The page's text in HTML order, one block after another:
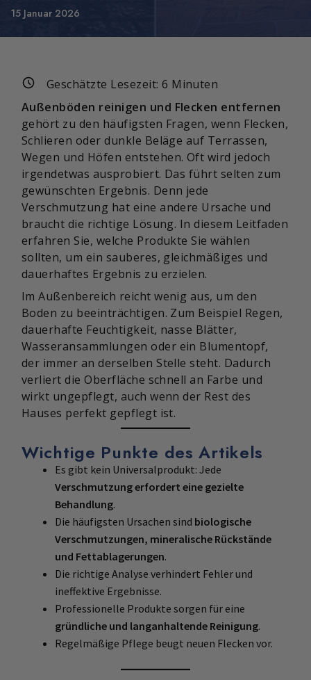
15 Januar 2026
Geschätzte Lesezeit:6 Minuten
Außenböden reinigen und Flecken entfernen
gehört zu den häufigsten Fragen, wenn Flecken,
Schlieren oder dunkle Beläge auf Terrassen,
Wegen und Höfen entstehen. Oft wird jedoch
irgendetwas ausprobiert. Das führt selten zum
gewünschten Ergebnis. Denn jede
Verschmutzung hat eine andere Ursache und
braucht die richtige Lösung. In diesem Leitfaden
erfahren Sie, welche Produkte Sie wählen
sollten, um ein sauberes, gleichmäßiges und
dauerhaftes Ergebnis zu erzielen.
Im Außenbereich reicht wenig aus, um den
Boden zu beeinträchtigen. Zum Beispiel Regen,
dauerhafte Feuchtigkeit, nasse Blätter,
Wasseransammlungen oder ein Blumentopf,
der immer an derselben Stelle steht. Dadurch
verliert die Oberfläche schnell an Farbe und
wirkt ungepflegt, auch wenn der Rest des
Hauses perfekt gepflegt ist.
Wichtige Punkte des Artikels
Es gibt kein Universalprodukt: Jede
Verschmutzung erfordert eine gezielte
Behandlung.
Die häufigsten Ursachen sind biologische
Verschmutzungen, mineralische Rückstände
und Fettablagerungen.
Die richtige Analyse verhindert Fehler und
ineffektive Ergebnisse.
Professionelle Produkte sorgen für eine
gründliche und langanhaltende Reinigung.
Regelmäßige Pflege beugt neuen Flecken vor.